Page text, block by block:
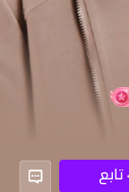
تابع